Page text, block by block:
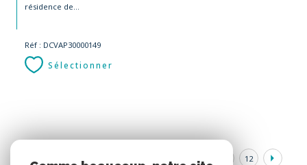
résidence de...
Réf : DCVAP30000149
Sélectionner
12